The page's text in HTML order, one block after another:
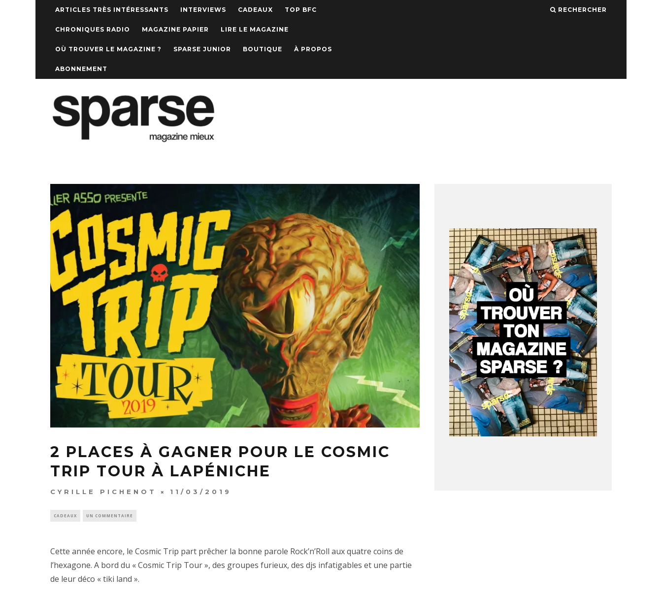
ARTICLES TRÈS INTÉRESSANTS INTERVIEWS CADEAUX TOP BFC
CHRONIQUES RADIO MAGAZINE PAPIER LIRE LE MAGAZINE
OÙ TROUVER LE MAGAZINE ? SPARSE JUNIOR BOUTIQUE À PROPOS
ABONNEMENT
RECHERCHER
2 PLACES À GAGNER POUR LE COSMIC
TRIP TOUR À LAPÉNICHE
CYRILLE PICHENOT 11/03/2019
CADEAUX UN COMMENTAIRE
Cette année encore, le Cosmic Trip part prêcher la bonne parole Rock’n’Roll aux quatre coins de
l’hexagone. A bord du « Cosmic Trip Tour », des groupes furieux, des djs infatigables et une partie
de leur déco « tiki land ».